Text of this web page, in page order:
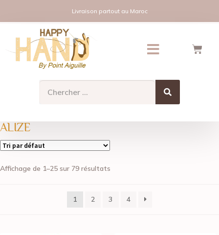
Livraison partout au Maroc
ALIZE
Affichage de 1–25 sur 79 résultats
1 2 3 4